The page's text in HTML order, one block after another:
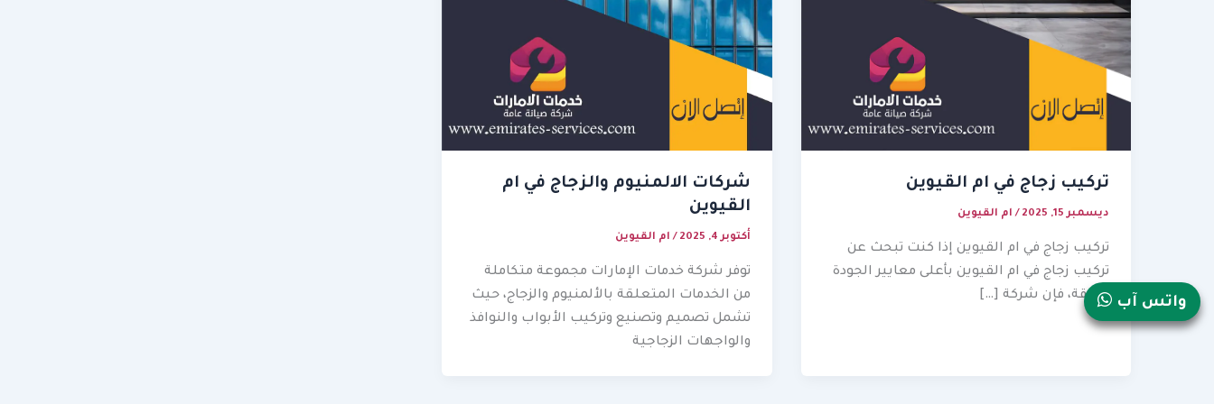
تركيب زجاج في ام القيوين
ديسمبر 15, 2025 / ام القيوين
تركيب زجاج في ام القيوين إذا كنت تبحث عن
تركيب زجاج في ام القيوين بأعلى معايير الجودة
والدقة، فإن شركة […]
شركات الالمنيوم والزجاج في ام
القيوين
أكتوبر 4, 2025 / ام القيوين
توفر شركة خدمات الإمارات مجموعة متكاملة
من الخدمات المتعلقة بالألمنيوم والزجاج، حيث
تشمل تصميم وتصنيع وتركيب الأبواب والنوافذ
والواجهات الزجاجية
واتس آب